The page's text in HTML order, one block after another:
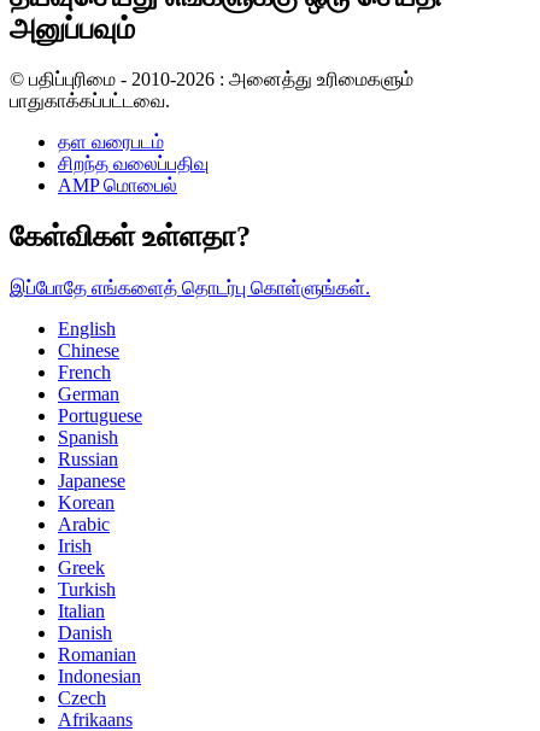
அனுப்பவும்
© பதிப்புரிமை - 2010-2026 : அனைத்து உரிமைகளும்
பாதுகாக்கப்பட்டவை.
தள வரைபடம்
சிறந்த வலைப்பதிவு
AMP மொபைல்
கேள்விகள் உள்ளதா?
இப்போதே எங்களைத் தொடர்பு கொள்ளுங்கள்.
English
Chinese
French
German
Portuguese
Spanish
Russian
Japanese
Korean
Arabic
Irish
Greek
Turkish
Italian
Danish
Romanian
Indonesian
Czech
Afrikaans